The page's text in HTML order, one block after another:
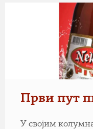
Први пут
У својим